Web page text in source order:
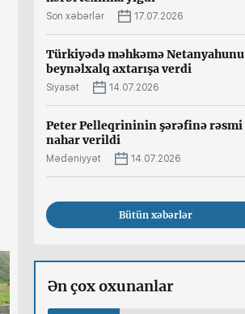
Son xəbərlər 17.07.2026
Türkiyədə məhkəmə Netanyahunu
beynəlxalq axtarışa verdi
Siyasət 14.07.2026
Peter Pelleqrininin şərəfinə rəsmi
nahar verildi
Mədəniyyət 14.07.2026
Bütün xəbərlər
Ən çox oxunanlar